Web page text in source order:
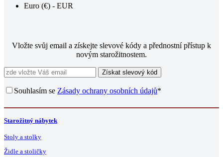
Euro (€) - EUR
Vložte svůj email a získejte slevové kódy a přednostní přístup k
novým starožitnostem.
Získat slevový kód
Souhlasím se Zásady ochrany osobních údajů*
Starožitný nábytek
Stoly a stolky
Židle a stoličky